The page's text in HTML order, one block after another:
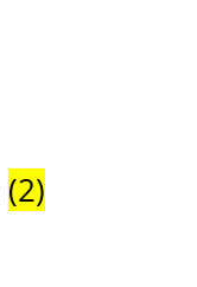
(2)